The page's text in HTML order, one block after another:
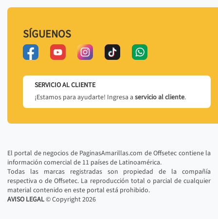
SÍGUENOS
SERVICIO AL CLIENTE
¡Estamos para ayudarte! Ingresa a servicio al cliente.
El portal de negocios de PaginasAmarillas.com de Offsetec contiene la
información comercial de 11 países de Latinoamérica.
Todas las marcas registradas son propiedad de la compañía
respectiva o de Offsetec. La reproducción total o parcial de cualquier
material contenido en este portal está prohibido.
AVISO LEGAL© Copyright2026